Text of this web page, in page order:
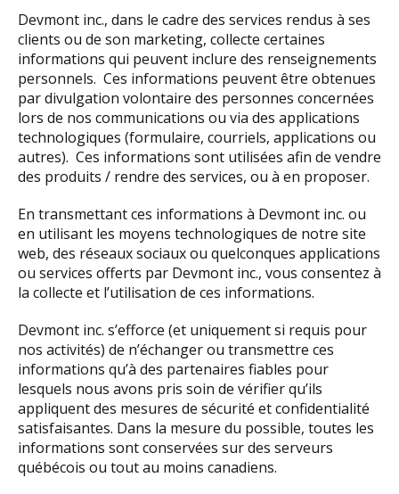
Devmont inc., dans le cadre des services rendus à ses
clients ou de son marketing, collecte certaines
informations qui peuvent inclure des renseignements
personnels. Ces informations peuvent être obtenues
par divulgation volontaire des personnes concernées
lors de nos communications ou via des applications
technologiques (formulaire, courriels, applications ou
autres). Ces informations sont utilisées afin de vendre
des produits / rendre des services, ou à en proposer.
En transmettant ces informations à Devmont inc. ou
en utilisant les moyens technologiques de notre site
web, des réseaux sociaux ou quelconques applications
ou services offerts par Devmont inc., vous consentez à
la collecte et l’utilisation de ces informations.
Devmont inc. s’efforce (et uniquement si requis pour
nos activités) de n’échanger ou transmettre ces
informations qu’à des partenaires fiables pour
lesquels nous avons pris soin de vérifier qu’ils
appliquent des mesures de sécurité et confidentialité
satisfaisantes. Dans la mesure du possible, toutes les
informations sont conservées sur des serveurs
québécois ou tout au moins canadiens.